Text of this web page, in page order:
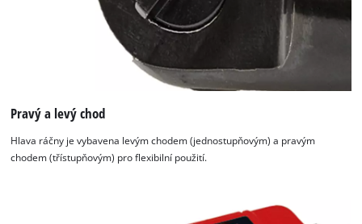
Pravý a levý chod
Hlava ráčny je vybavena levým chodem (jednostupňovým) a pravým
chodem (třístupňovým) pro flexibilní použití.